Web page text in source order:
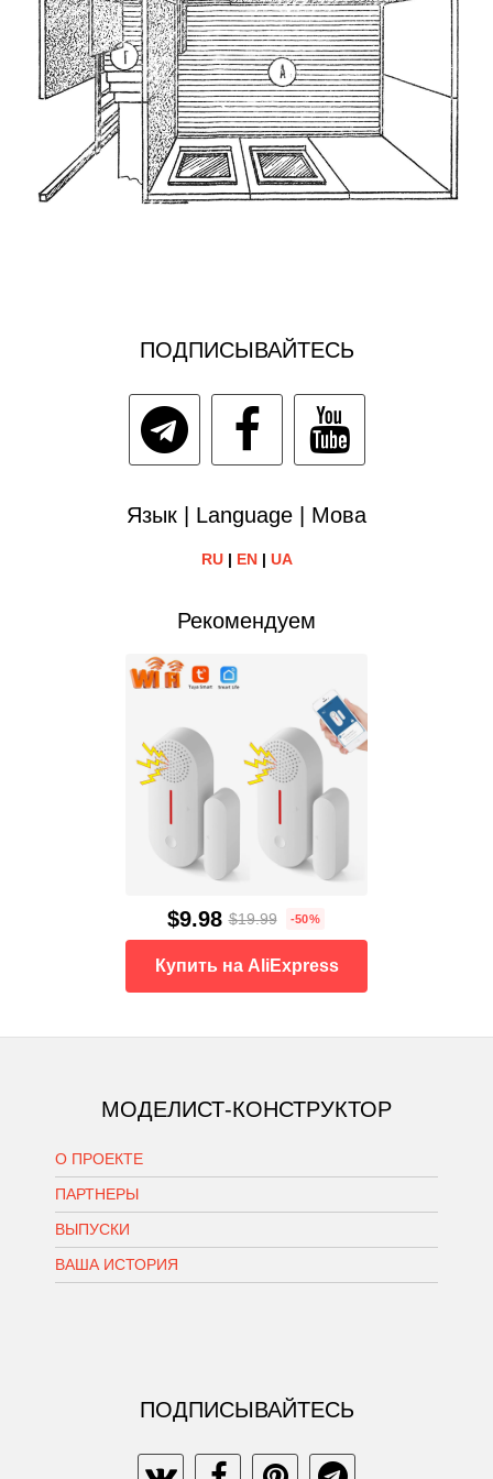
ПОДПИСЫВАЙТЕСЬ
Язык | Language | Мова
RU| EN| UA
Рекомендуем
$9.98 $19.99 -50%
Купить на AliExpress
МОДЕЛИСТ-КОНСТРУКТОР
О ПРОЕКТЕ
ПАРТНЕРЫ
ВЫПУСКИ
ВАША ИСТОРИЯ
ПОДПИСЫВАЙТЕСЬ